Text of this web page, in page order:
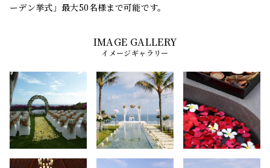
ーデン挙式」最大50名様まで可能です。
イメージギャラリー